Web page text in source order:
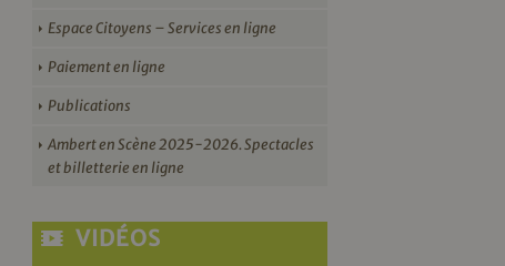
Espace Citoyens – Services en ligne
Paiement en ligne
Publications
Ambert en Scène 2025-2026. Spectacles
et billetterie en ligne
VIDÉOS